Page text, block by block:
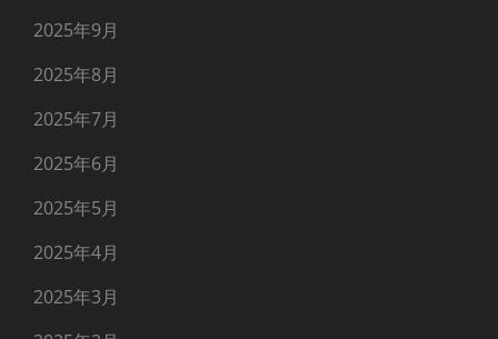
2025年9月
2025年8月
2025年7月
2025年6月
2025年5月
2025年4月
2025年3月